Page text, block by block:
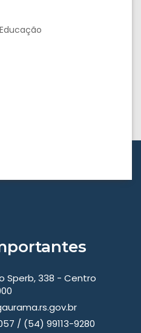
Sperb, 338 - Centro
/ (54) 99113-9280